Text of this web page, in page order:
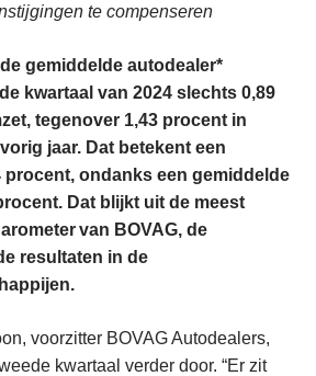
te compenseren
gemiddelde autodealer*
kwartaal van 2024 slechts 0,89
tegenover 1,43 procent in
jaar. Dat betekent een
ondanks een gemiddelde
Dat blijkt uit de meest
van BOVAG, de
resultaten in de
voorzitter BOVAG Autodealers,
kwartaal verder door. “Er zit